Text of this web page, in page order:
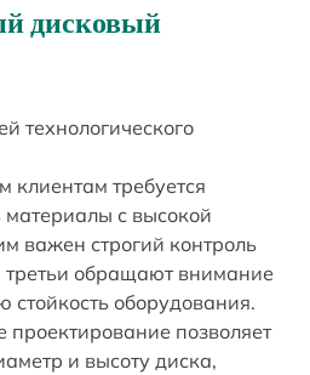
дисковый
технологического
требуется
с высокой
важен строгий контроль
третьи обращают внимание
стойкость оборудования.
позволяет
и высоту диска,